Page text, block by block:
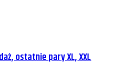
ostatnie pary XL, XXL